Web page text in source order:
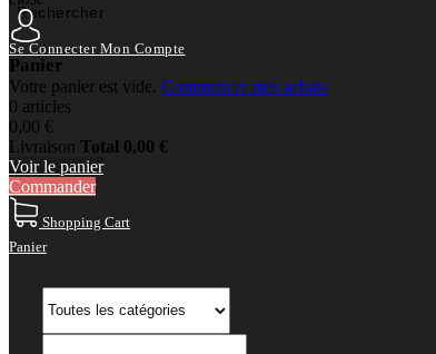
Rechercher
Se Connecter Mon Compte
Panier
Votre panier est vide. Commencer mes achats
0 articles
0,00 €
Livraison Total 0,00 €
Voir le panier
Commander
Shopping Cart
Panier